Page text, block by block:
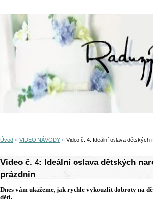
Úvod » VIDEO NÁVODY » Video č. 4: Ideální oslava dětských
Video č. 4: Ideální oslava dětských
prázdnin
Dnes vám ukážeme, jak rychle vykouzlit dobroty na
děti.